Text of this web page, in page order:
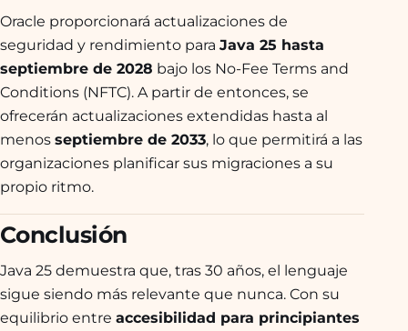
Oracle proporcionará actualizaciones de
seguridad y rendimiento para Java 25 hasta
septiembre de 2028 bajo los No-Fee Terms and
Conditions (NFTC). A partir de entonces, se
ofrecerán actualizaciones extendidas hasta al
menos septiembre de 2033, lo que permitirá a las
organizaciones planificar sus migraciones a su
propio ritmo.
Conclusión
Java 25 demuestra que, tras 30 años, el lenguaje
sigue siendo más relevante que nunca. Con su
equilibrio entre accesibilidad para principiantes